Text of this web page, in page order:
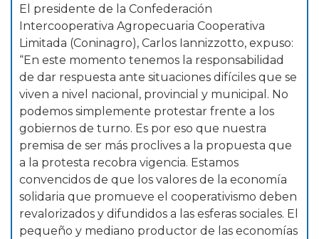
El presidente de la Confederación
Intercooperativa Agropecuaria Cooperativa
Limitada (Coninagro), Carlos Iannizzotto, expuso:
“En este momento tenemos la responsabilidad
de dar respuesta ante situaciones difíciles que se
viven a nivel nacional, provincial y municipal. No
podemos simplemente protestar frente a los
gobiernos de turno. Es por eso que nuestra
premisa de ser más proclives a la propuesta que
a la protesta recobra vigencia. Estamos
convencidos de que los valores de la economía
solidaria que promueve el cooperativismo deben
revalorizados y difundidos a las esferas sociales. El
pequeño y mediano productor de las economías